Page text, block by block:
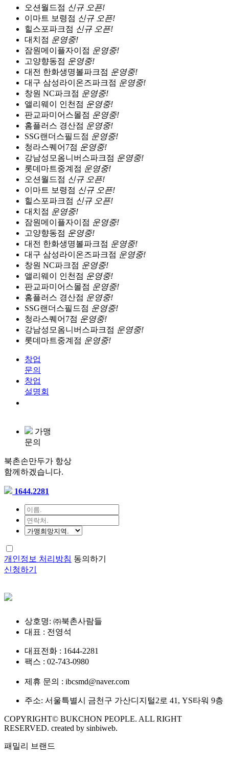
오션월드점 신규 오픈!
이마트 보령점 신규 오픈!
힐스포파크점 신규 오픈!
대치점 운영중!
잠원메이플자이점 운영중!
고양향동점 운영중!
대전 한화생명볼파크점 운영중!
대구 삼성라이온즈파크점 운영중!
창원 NC파크점 운영중!
앨리웨이 인천점 운영중!
판교파미어스몰점 운영중!
홈플러스 경산점 운영중!
SSG랜더스필드점 운영중!
청라스퀘어7점 운영중!
강남성모옴니버스파크점 운영중!
롯데마트중계점 운영중!
오션월드점 신규 오픈!
이마트 보령점 신규 오픈!
힐스포파크점 신규 오픈!
대치점 운영중!
잠원메이플자이점 운영중!
고양향동점 운영중!
대전 한화생명볼파크점 운영중!
대구 삼성라이온즈파크점 운영중!
창원 NC파크점 운영중!
앨리웨이 인천점 운영중!
판교파미어스몰점 운영중!
홈플러스 경산점 운영중!
SSG랜더스필드점 운영중!
청라스퀘어7점 운영중!
강남성모옴니버스파크점 운영중!
롯데마트중계점 운영중!
창업
문의
창업
설명회
가맹
문의
북촌손만두가 항상
함께하겠습니다.
1644.2281
개인정보 처리방침 동의하기
신청하기
상호명: ㈜북촌사람들
대표 : 전영석
대표전화 : 1644-2281
팩스 : 02-743-0980
제휴 문의 : ibcsmd@naver.com
주소: 서울특별시 금천구 가산디지털2로 41, YS타워 9층
COPYRIGHT© BUKCHON PEOPLE. ALL RIGHT
RESERVED. created by sinbiweb.
패밀리 브랜드